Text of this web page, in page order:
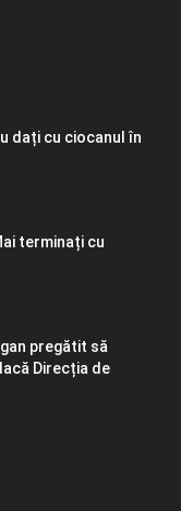
dați cu ciocanul în
terminați cu
pregătit să
Direcția de